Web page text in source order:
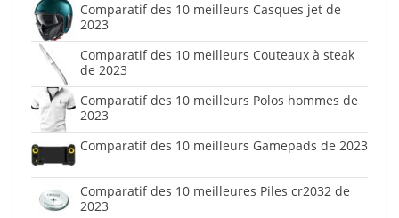
Comparatif des 10 meilleurs Casques jet de
2023
Comparatif des 10 meilleurs Couteaux à steak
de 2023
Comparatif des 10 meilleurs Polos hommes de
2023
Comparatif des 10 meilleurs Gamepads de 2023
Comparatif des 10 meilleures Piles cr2032 de
2023